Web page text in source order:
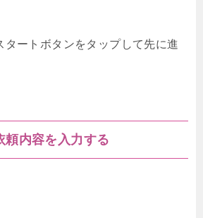
タートボタンをタップして先に進
頼内容を入力する